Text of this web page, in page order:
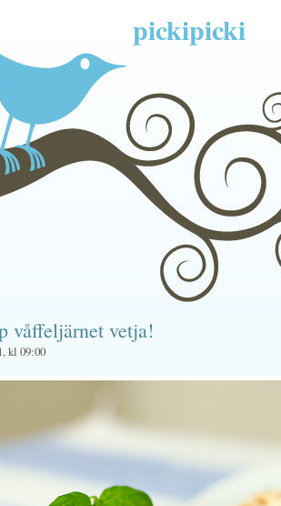
pickipicki
våffeljärnet vetja!
kl 09:00